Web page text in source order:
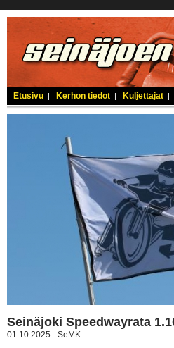
Etusivu | Kerhon tiedot | Kuljettajat |
Seinäjoki Speedwayrata
01.10.2025 - SeMK